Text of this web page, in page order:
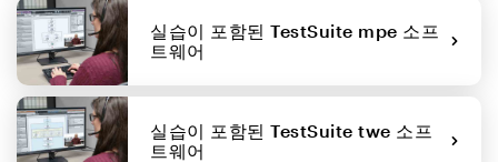
실습이 포함된 TestSuite mpe 소프
트웨어
실습이 포함된 TestSuite twe 소프
트웨어